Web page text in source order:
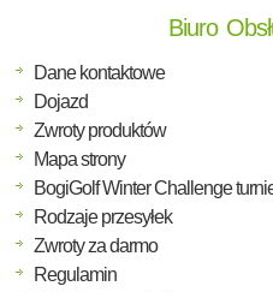
Biuro
Dane kontaktowe
Dojazd
Zwroty produktów
Mapa strony
BogiGolf Winter Challenge
Rodzaje przesyłek
Zwroty za darmo
Regulamin